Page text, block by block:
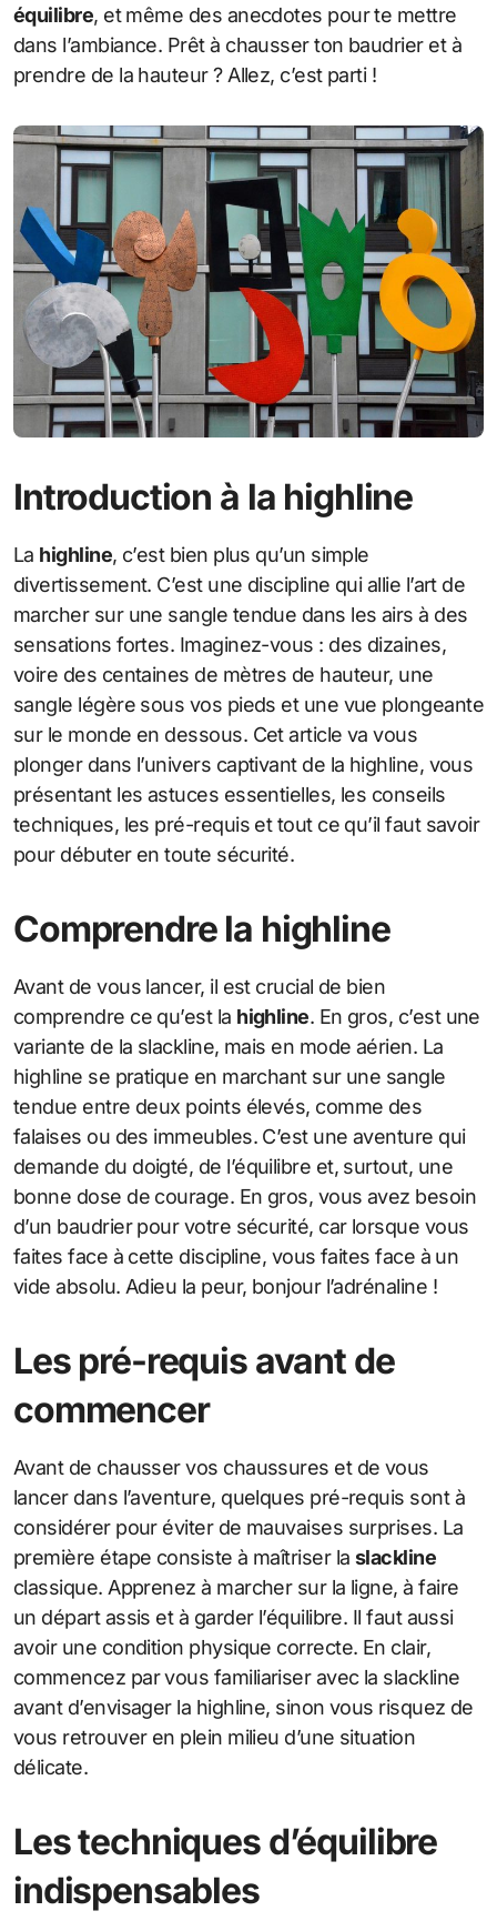
équilibre, et même des anecdotes pour te mettre
dans l’ambiance. Prêt à chausser ton baudrier et à
prendre de la hauteur ? Allez, c’est parti !
Introduction à la highline
La highline, c’est bien plus qu’un simple
divertissement. C’est une discipline qui allie l’art de
marcher sur une sangle tendue dans les airs à des
sensations fortes. Imaginez-vous : des dizaines,
voire des centaines de mètres de hauteur, une
sangle légère sous vos pieds et une vue plongeante
sur le monde en dessous. Cet article va vous
plonger dans l’univers captivant de la highline, vous
présentant les astuces essentielles, les conseils
techniques, les pré-requis et tout ce qu’il faut savoir
pour débuter en toute sécurité.
Comprendre la highline
Avant de vous lancer, il est crucial de bien
comprendre ce qu’est la highline. En gros, c’est une
variante de la slackline, mais en mode aérien. La
highline se pratique en marchant sur une sangle
tendue entre deux points élevés, comme des
falaises ou des immeubles. C’est une aventure qui
demande du doigté, de l’équilibre et, surtout, une
bonne dose de courage. En gros, vous avez besoin
d’un baudrier pour votre sécurité, car lorsque vous
faites face à cette discipline, vous faites face à un
vide absolu. Adieu la peur, bonjour l’adrénaline !
Les pré-requis avant de
commencer
Avant de chausser vos chaussures et de vous
lancer dans l’aventure, quelques pré-requis sont à
considérer pour éviter de mauvaises surprises. La
première étape consiste à maîtriser la slackline
classique. Apprenez à marcher sur la ligne, à faire
un départ assis et à garder l’équilibre. Il faut aussi
avoir une condition physique correcte. En clair,
commencez par vous familiariser avec la slackline
avant d’envisager la highline, sinon vous risquez de
vous retrouver en plein milieu d’une situation
délicate.
Les techniques d’équilibre
indispensables